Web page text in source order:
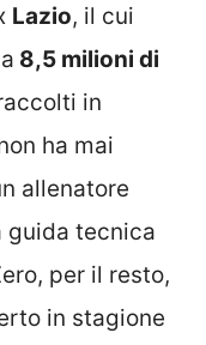
Lazio, il cui
8,5 milioni di
in
ha mai
allenatore
guida tecnica
per il resto,
in stagione